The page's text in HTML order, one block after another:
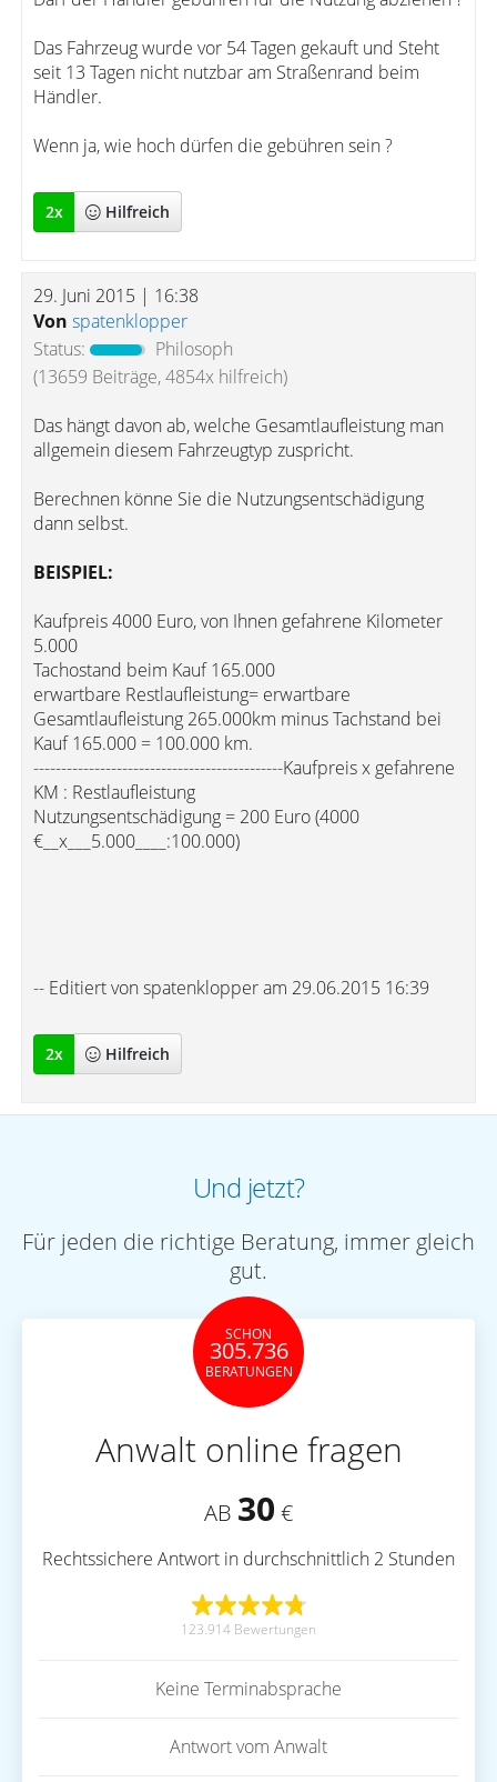
Das Fahrzeug wurde vor 54 Tagen gekauft und Steht
seit 13 Tagen nicht nutzbar am Straßenrand beim
Händler.
Wenn ja, wie hoch dürfen die gebühren sein ?
2x Hilfreich
29. Juni 2015 | 16:38
Von spatenklopper
Status:
Philosoph
(13659 Beiträge, 4854x hilfreich)
Das hängt davon ab, welche Gesamtlaufleistung man
allgemein diesem Fahrzeugtyp zuspricht.
Berechnen könne Sie die Nutzungsentschädigung
dann selbst.
BEISPIEL:
Kaufpreis 4000 Euro, von Ihnen gefahrene Kilometer
5.000
Tachostand beim Kauf 165.000
erwartbare Restlaufleistung= erwartbare
Gesamtlaufleistung 265.000km minus Tachstand bei
Kauf 165.000 = 100.000 km.
---------------------------------------------Kaufpreis x gefahrene
KM : Restlaufleistung
Nutzungsentschädigung = 200 Euro (4000
€__x___5.000____:100.000)
-- Editiert von spatenklopper am 29.06.2015 16:39
2x Hilfreich
Und jetzt?
Für jeden die richtige Beratung, immer gleich
gut.
SCHON
305.736
BERATUNGEN
Anwalt online fragen
AB 30 €
Rechtssichere Antwort in durchschnittlich 2 Stunden
123.914 Bewertungen
Keine Terminabsprache
Antwort vom Anwalt